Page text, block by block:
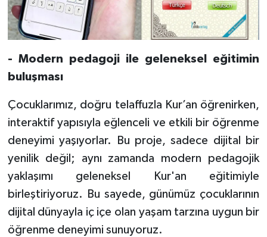
- Modern pedagoji ile geleneksel eğitimin
buluşması
Çocuklarımız, doğru telaffuzla Kur’an öğrenirken,
interaktif yapısıyla eğlenceli ve etkili bir öğrenme
deneyimi yaşıyorlar. Bu proje, sadece dijital bir
yenilik değil; aynı zamanda modern pedagojik
yaklaşımı geleneksel Kur'an eğitimiyle
birleştiriyoruz. Bu sayede, günümüz çocuklarının
dijital dünyayla iç içe olan yaşam tarzına uygun bir
öğrenme deneyimi sunuyoruz.
Kars Müftülüğü
Kastamonu Müftülüğü
Kilis Müftülüğü
Kırklareli Müftülüğü
Kırşehir Müftülüğü